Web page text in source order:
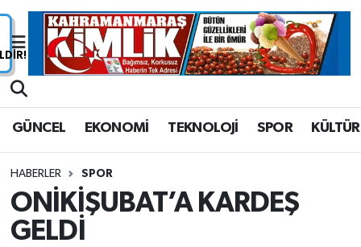
GÜNCEL EKONOMİ TEKNOLOJİ SPOR KÜLTÜR
HABERLER SPOR
ONİKİŞUBAT’A KARDEŞ
GELDİ
Nöbetçi Eczaneler
Trafik Durumu
Süper Lig Puan Durumu ve Fikstür